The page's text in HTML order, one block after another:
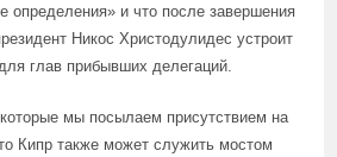
определения» и что после завершения
Никос Христодулидес устроит
глав прибывших делегаций.
мы посылаем присутствием на
Кипр также может служить мостом